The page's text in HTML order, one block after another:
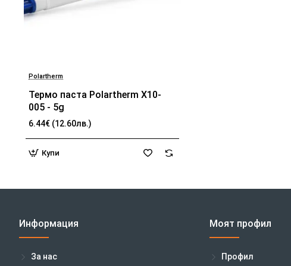
Polartherm
Термо паста Polartherm X10-
005 - 5g
6.44€ (12.60лв.)
Купи
Информация
За нас
Моят профил
Профил